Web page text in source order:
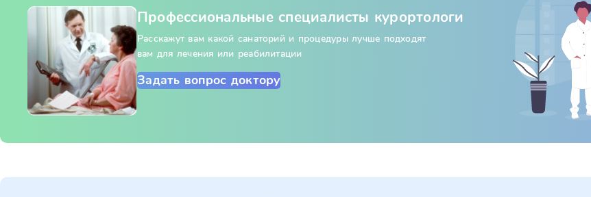
Профессиональные специалисты курортологи
Расскажут вам какой санаторий и процедуры лучше подходят
вам для лечения или реабилитации
Задать вопрос доктору